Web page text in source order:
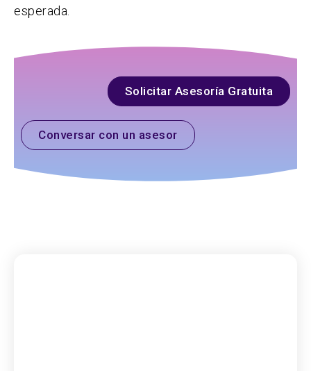
esperada.
Solicitar Asesoría Gratuita
Conversar con un asesor